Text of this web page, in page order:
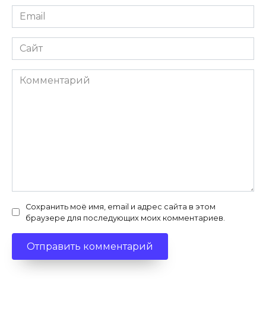
Email
*
Сайт
Комментарий
Сохранить моё имя, email и адрес сайта в этом
браузере для последующих моих комментариев.